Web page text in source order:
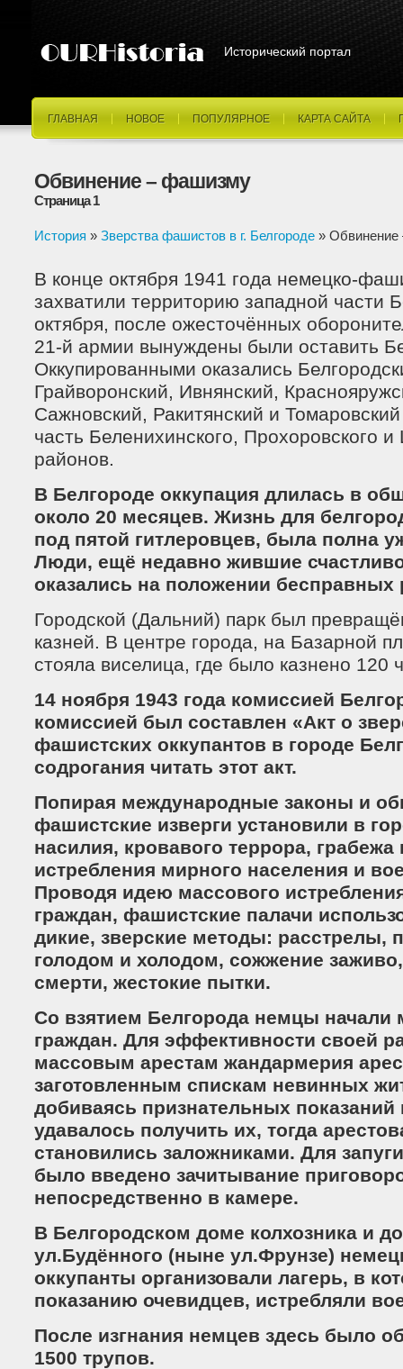
Исторический портал
ГЛАВНАЯ НОВОЕ ПОПУЛЯРНОЕ КАРТА САЙТА
Обвинение – фашизму
Страница 1
История » Зверства фашистов в г. Белгороде »
В конце октября 1941 года немецко-
захватили территорию западной части
октября, после ожесточённых
21-й армии вынуждены были оставить
Оккупированными оказались
Грайворонский, Ивнянский,
Сажновский, Ракитянский и
часть Беленихинского, Прохоровского и
районов.
В Белгороде оккупация длилась в
около 20 месяцев. Жизнь для
под пятой гитлеровцев, была полна
Люди, ещё недавно жившие
оказались на положении бесправных
Городской (Дальний) парк был
казней. В центре города, на Базарной
стояла виселица, где было казнено 120
14 ноября 1943 года комиссией
комиссией был составлен «Акт о
фашистских оккупантов в городе
содрогания читать этот акт.
Попирая международные законы и
фашистские изверги установили в
насилия, кровавого террора, грабежа
истребления мирного населения и
Проводя идею массового
граждан, фашистские палачи
дикие, зверские методы: расстрелы,
голодом и холодом, сожжение
смерти, жестокие пытки.
Со взятием Белгорода немцы начали
граждан. Для эффективности своей
массовым арестам жандармерия
заготовленным спискам невинных
добиваясь признательных показаний
удавалось получить их, тогда
становились заложниками. Для
было введено зачитывание
непосредственно в камере.
В Белгородском доме колхозника и
ул.Будённого (ныне ул.Фрунзе)
оккупанты организовали лагерь, в
показанию очевидцев, истребляли
После изгнания немцев здесь было
1500 трупов.